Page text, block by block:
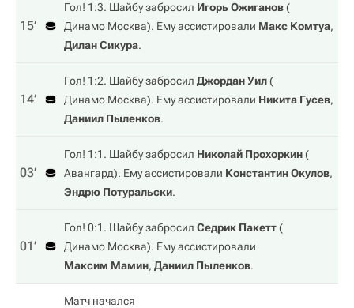
15‎’‎
Гол! 1:3. Шайбу забросил Игорь Ожиганов(
Динамо Москва). Ему ассистировали Макс Комтуа,
Дилан Сикура.
14‎’‎
Гол! 1:2. Шайбу забросил Джордан Уил(
Динамо Москва). Ему ассистировали Никита Гусев,
Даниил Пыленков.
03‎’‎
Гол! 1:1. Шайбу забросил Николай Прохоркин(
Авангард). Ему ассистировали Константин Окулов,
Эндрю Потуральски.
01‎’‎
Гол! 0:1. Шайбу забросил Седрик Пакетт(
Динамо Москва). Ему ассистировали
Максим Мамин, Даниил Пыленков.
Матч начался